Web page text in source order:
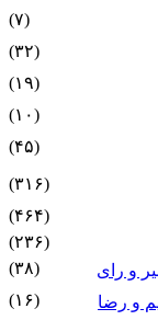
(۷)
(۳۲)
(۱۹)
(۱۰)
(۴۵)
(۳۱۶)
(۴۶۴)
(۲۳۶)
و رای
(۳۸)
و رضا
(۱۶)